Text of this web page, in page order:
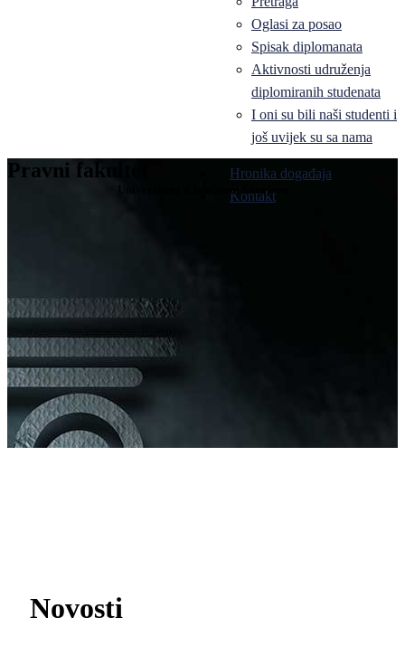
Oglasi za posao
Spisak diplomanata
Aktivnosti udruženja
diplomiranih studenata
I oni su bili naši studenti i
još uvijek su sa nama
Hronika događaja
Kontakt
Pravni fakultet
Univerziteta u Istočnom Sarajevu
Novosti